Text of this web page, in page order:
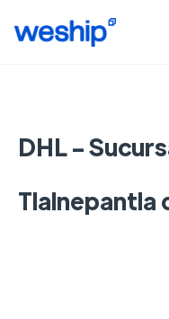
DHL -
Tlalnepantla